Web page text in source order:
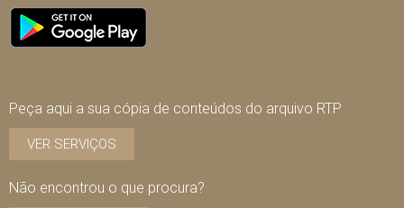
Peça aqui a sua cópia de conteúdos do arquivo RTP
VER SERVIÇOS
Não encontrou o que procura?